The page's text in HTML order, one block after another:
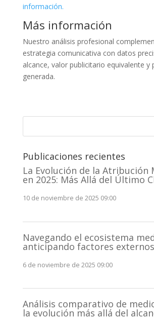
información.
Más información
Nuestro análisis profesional
estrategia comunicativa con datos
alcance, valor publicitario equivalente y
generada.
Publicaciones recientes
La Evolución de la Atribución
en 2025: Más Allá del Último
10 de noviembre de 2025 09:00
Navegando el ecosistema
anticipando factores
6 de noviembre de 2025 09:00
Análisis comparativo de
la evolución más allá del